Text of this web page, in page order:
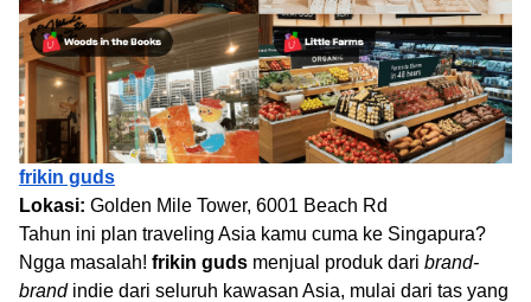
frikin guds
Lokasi: Golden Mile Tower, 6001 Beach Rd
Tahun ini plan traveling Asia kamu cuma ke Singapura?
Ngga masalah! frikin guds menjual produk dari brand-
brandindie dari seluruh kawasan Asia, mulai dari tas yang